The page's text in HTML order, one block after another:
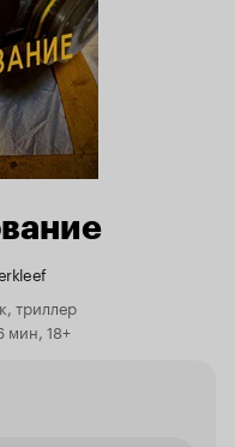
триллер
мин, 18+